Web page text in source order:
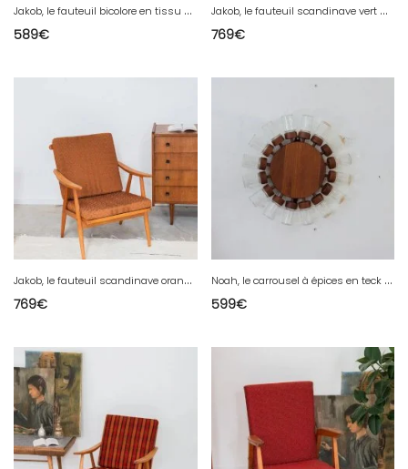
J
akob, le fauteuil bicolore en tissu N°627
589€
J
akob, le fauteuil scandinave vert N°625
769€
J
akob, le fauteuil scandinave orange N°626
769€
N
oah, le carrousel à épices en teck N°9
599€